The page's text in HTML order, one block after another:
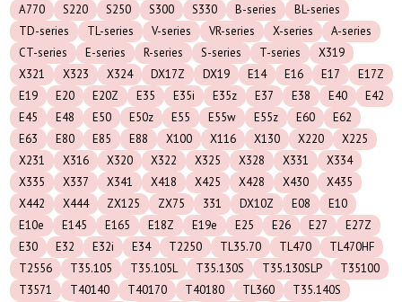
A770
S220 S250 S300 S330 B-series
BL-series
TD-series
TL-series V-series VR-series X-series
A-series
CT-series
E-series R-series S-series T-series
X319
X321
X323 X324 DX17Z DX19 E14 E16 E17
E17Z
E19
E20 E20Z E35 E35i E35z E37 E38 E40
E42
E45
E48 E50 E50z E55 E55w E55z E60
E62
E63
E80 E85 E88 X100 X116 X130 X220
X225
X231
X316 X320 X322 X325 X328 X331
X334
X335
X337 X341 X418 X425 X428 X430
X435
X442
X444 ZX125 ZX75 331 DX10Z E08
E10
E10e
E145 E165 E18Z E19e E25 E26 E27
E27Z
E30
E32 E32i E34 T2250 TL35.70 TL470
TL470HF
T2556
T35.105 T35.105L T35.130S T35.130SLP
T35100
T3571
T40140 T40170 T40180 TL360
T35.140S